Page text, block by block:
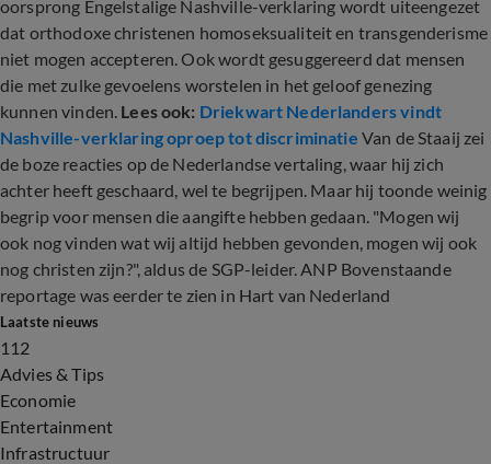
oorsprong Engelstalige Nashville-verklaring wordt uiteengezet
dat orthodoxe christenen homoseksualiteit en transgenderisme
niet mogen accepteren. Ook wordt gesuggereerd dat mensen
die met zulke gevoelens worstelen in het geloof genezing
kunnen vinden. Lees ook: Driekwart Nederlanders vindt
Nashville-verklaring oproep tot discriminatie Van de Staaij zei
de boze reacties op de Nederlandse vertaling, waar hij zich
achter heeft geschaard, wel te begrijpen. Maar hij toonde weinig
begrip voor mensen die aangifte hebben gedaan. "Mogen wij
ook nog vinden wat wij altijd hebben gevonden, mogen wij ook
nog christen zijn?", aldus de SGP-leider. ANP Bovenstaande
reportage was eerder te zien in Hart van Nederland
Laatste nieuws
112
Advies & Tips
Economie
Entertainment
Infrastructuur